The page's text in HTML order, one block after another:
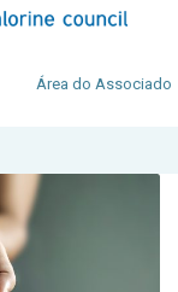
Área do Associado